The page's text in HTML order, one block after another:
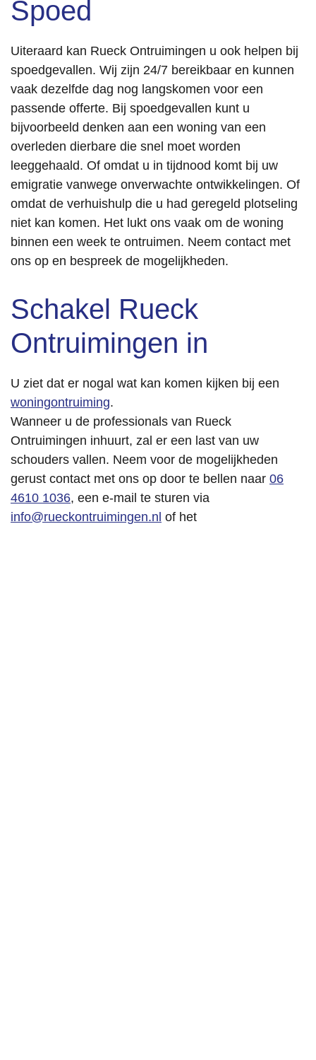
Spoed
Uiteraard kan Rueck Ontruimingen u ook helpen bij
spoedgevallen. Wij zijn 24/7 bereikbaar en kunnen
vaak dezelfde dag nog langskomen voor een
passende offerte. Bij spoedgevallen kunt u
bijvoorbeeld denken aan een woning van een
overleden dierbare die snel moet worden
leeggehaald. Of omdat u in tijdnood komt bij uw
emigratie vanwege onverwachte ontwikkelingen. Of
omdat de verhuishulp die u had geregeld plotseling
niet kan komen. Het lukt ons vaak om de woning
binnen een week te ontruimen. Neem contact met
ons op en bespreek de mogelijkheden.
Schakel Rueck
Ontruimingen in
U ziet dat er nogal wat kan komen kijken bij een
woningontruiming.
Wanneer u de professionals van Rueck
Ontruimingen inhuurt, zal er een last van uw
schouders vallen. Neem voor de mogelijkheden
gerust contact met ons op door te bellen naar 06
4610 1036, een e-mail te sturen via
info@rueckontruimingen.nl of het